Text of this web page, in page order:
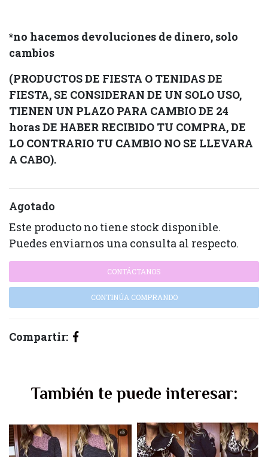
*no hacemos devoluciones de dinero, solo
cambios
(PRODUCTOS DE FIESTA O TENIDAS DE
FIESTA, SE CONSIDERAN DE UN SOLO USO,
TIENEN UN PLAZO PARA CAMBIO DE 24
horas DE HABER RECIBIDO TU COMPRA, DE
LO CONTRARIO TU CAMBIO NO SE LLEVARA
A CABO).
Agotado
Este producto no tiene stock disponible.
Puedes enviarnos una consulta al respecto.
CONTÁCTANOS
CONTINÚA COMPRANDO
Compartir:
También te puede interesar: